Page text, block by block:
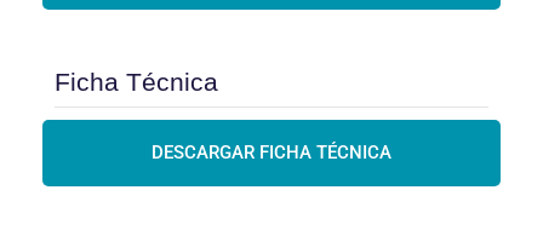
Ficha Técnica
DESCARGAR FICHA TÉCNICA